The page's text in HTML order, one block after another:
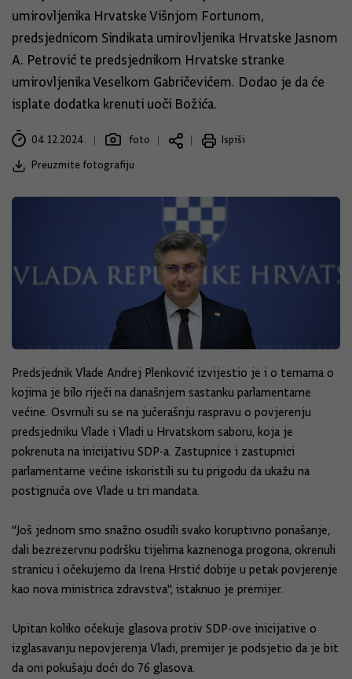
umirovljenika Hrvatske Višnjom Fortunom,
predsjednicom Sindikata umirovljenika Hrvatske Jasnom
A. Petrović te predsjednikom Hrvatske stranke
umirovljenika Veselkom Gabričevićem. Dodao je da će
isplate dodatka krenuti uoči Božića.
04.12.2024. foto
Ispiši
Preuzmite fotografiju
Predsjednik Vlade Andrej Plenković izvijestio je i o temama o
kojima je bilo riječi na današnjem sastanku parlamentarne
većine. Osvrnuli su se na jučerašnju raspravu o povjerenju
predsjedniku Vlade i Vladi u Hrvatskom saboru, koja je
pokrenuta na inicijativu SDP-a. Zastupnice i zastupnici
parlamentarne većine iskoristili su tu prigodu da ukažu na
postignuća ove Vlade u tri mandata.
"Još jednom smo snažno osudili svako koruptivno ponašanje,
dali bezrezervnu podršku tijelima kaznenoga progona, okrenuli
stranicu i očekujemo da Irena Hrstić dobije u petak povjerenje
kao nova ministrica zdravstva", istaknuo je premijer.
Upitan koliko očekuje glasova protiv SDP-ove inicijative o
izglasavanju nepovjerenja Vladi, premijer je podsjetio da je bit
da oni pokušaju doći do 76 glasova.